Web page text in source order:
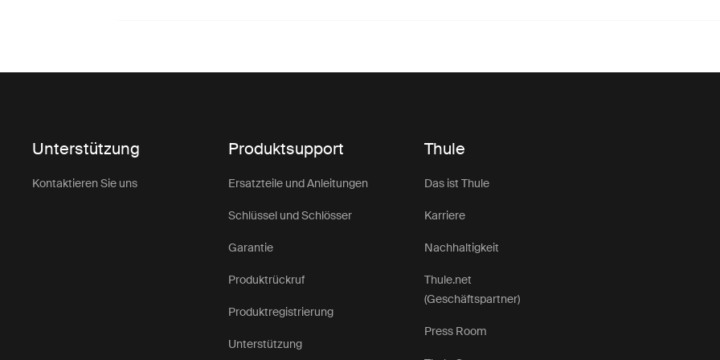
Unterstützung
Kontaktieren Sie uns
Produktsupport
Ersatzteile und Anleitungen
Schlüssel und Schlösser
Garantie
Produktrückruf
Produktregistrierung
Unterstützung
Thule
Das ist Thule
Karriere
Nachhaltigkeit
Thule.net
(Geschäftspartner)
Press Room